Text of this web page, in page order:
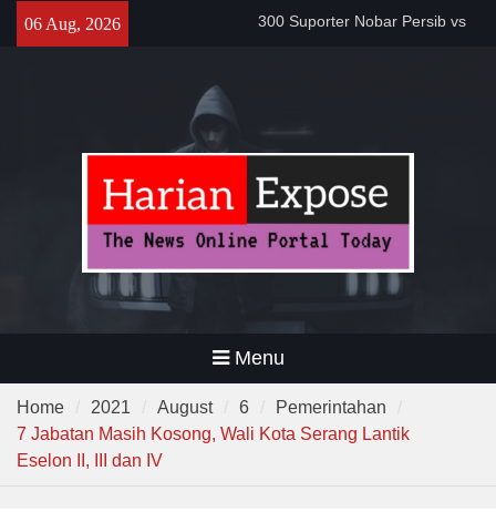
06 Aug, 2026
Persija di Pamarayan, Polisi
Banjar Rp6,8 Miliar Disorot,
Pelaksana Diduga Abaikan K3
Da’i Indonesia Akan Dikirim
MUI ke Al-Azhar dan Madinah
Lewat Program PWD 2026
Menu
Home 2021 August 6
Pemerintahan
7 Jabatan Masih Kosong, Wali Kota Serang Lantik
Eselon II, III dan IV